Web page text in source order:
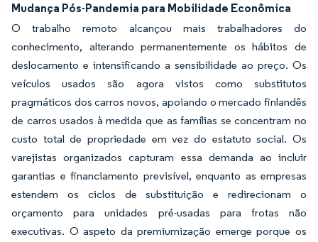
Mudança Pós-Pandemia para Mobilidade Econômica
O trabalho remoto alcançou mais trabalhadores do
conhecimento, alterando permanentemente os hábitos de
deslocamento e intensificando a sensibilidade ao preço. Os
veículos usados são agora vistos como substitutos
pragmáticos dos carros novos, apoiando o mercado finlandês
de carros usados à medida que as famílias se concentram no
custo total de propriedade em vez do estatuto social. Os
varejistas organizados capturam essa demanda ao incluir
garantias e financiamento previsível, enquanto as empresas
estendem os ciclos de substituição e redirecionam o
orçamento para unidades pré-usadas para frotas não
executivas. O aspeto da premiumização emerge porque os